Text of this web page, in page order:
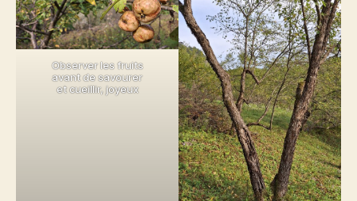
Observer les fruits
avant de savourer
et cueillir, joyeux